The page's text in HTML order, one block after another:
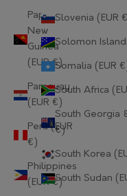
Papua
New
Guinea
(EUR €)
Paraguay
(EUR €)
Peru (EUR
€)
Philippines
(EUR €)
Slovenia (EUR
Solomon
Somalia (EUR
South Africa
South Georgia
€)
South Korea
South Sudan
Gibraltar (EUR €)
Greece (EUR €)
Greenland (EUR €)
Grenada (EUR €)
Guadeloupe (EUR
Guatemala (EUR €)